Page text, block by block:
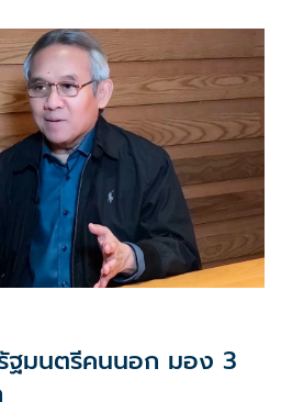
ฐมนตรีคนนอก มอง 3